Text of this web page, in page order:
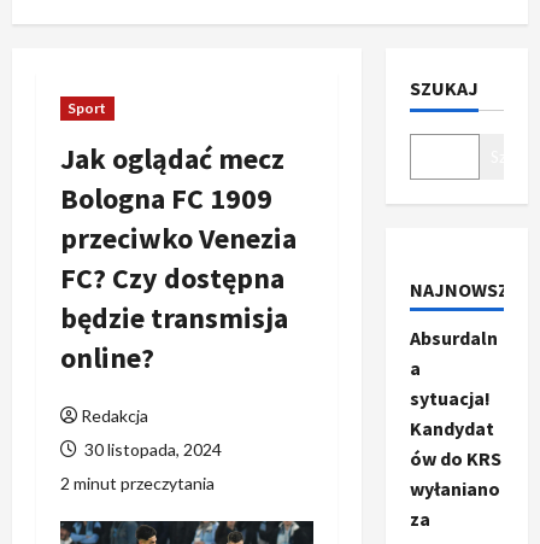
Sport
Jak oglądać mecz
Bologna FC 1909
przeciwko Venezia
FC? Czy dostępna
będzie transmisja
online?
Redakcja
30 listopada, 2024
2 minut przeczytania
SZUKAJ
NAJNOWSZE
Absurdaln
a
sytuacja!
Kandydat
ów do KRS
wyłaniano
za